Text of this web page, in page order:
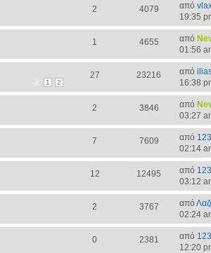
2 4079 από
19:35
1 4655 από
01:56
1 2
27 23216 από
16:38
2 3846 από
03:27
7 7609 από 123
02:14
12 12495 από 123
03:12
2 3767 από
02:24
0 2381 από 123
12:20